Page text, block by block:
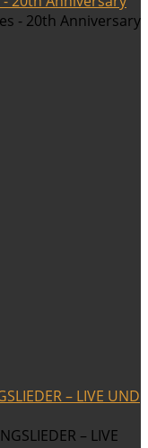
– LIVE UND